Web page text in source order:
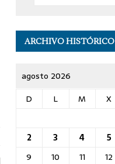
ARCHIVO HISTÓRICO
agosto 2026
D
L M X
2
3 4 5
9
10 11 12